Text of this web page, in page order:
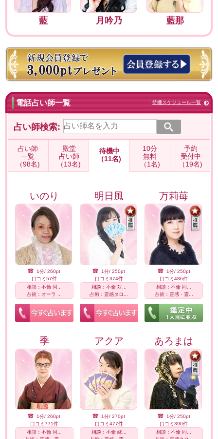
藍 月吟乃 藍那
電話占い師一覧 待機スケジュール一覧
占い師検索:
占い師
一覧
（98名)
殿堂
占い師
（13名)
待機中
（11名)
10分
無料
（1名)
予約
受付中
（19名)
いのり
1分/ 260pt
口コミ57件
相談：不倫 同...
占術：オーラ ...
明日風
1分/ 250pt
口コミ374件
相談：不倫 対...
占術：霊感タロ...
万莉苺
1分/ 250pt
口コミ486件
相談：不倫 同...
占術：霊感・霊...
季
1分/ 260pt
口コミ771件
相談：不倫 同...
アクア
1分/ 270pt
口コミ477件
相談：不倫 縁...
あろまは
1分/ 250pt
口コミ390件
相談：不倫 同...